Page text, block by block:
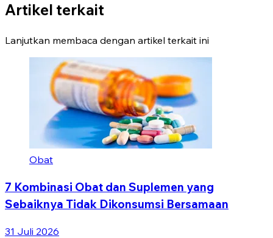
Artikel terkait
Lanjutkan membaca dengan artikel terkait ini
Obat
7 Kombinasi Obat dan Suplemen yang
Sebaiknya Tidak Dikonsumsi Bersamaan
31 Juli 2026